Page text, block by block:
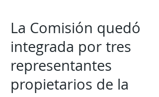
La Comisión quedó
integrada por tres
representantes
propietarios de la